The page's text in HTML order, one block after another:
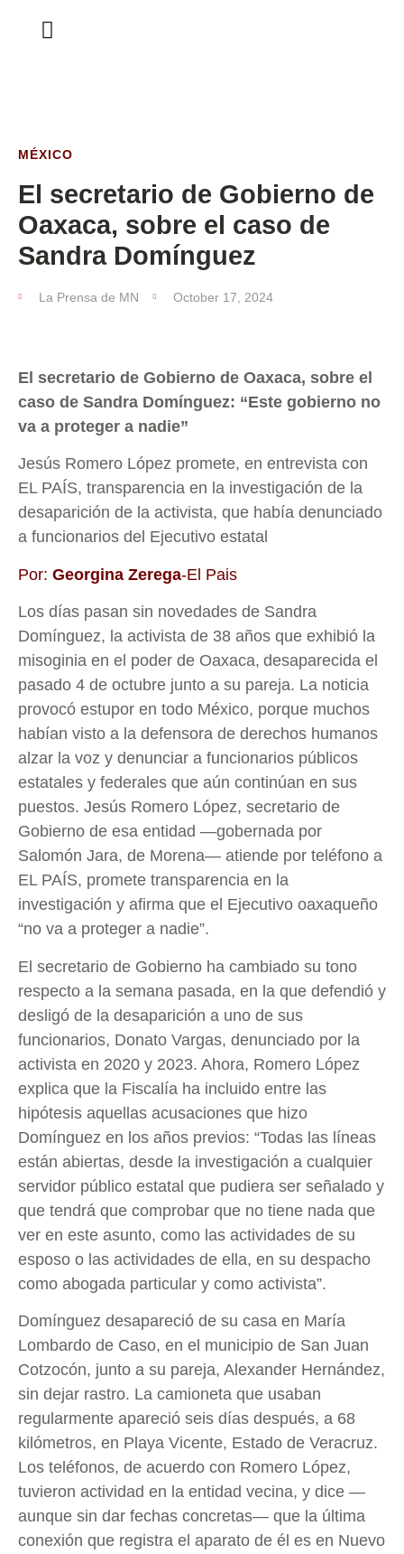
MÉXICO
El secretario de Gobierno de
Oaxaca, sobre el caso de
Sandra Domínguez
La Prensa de MN October 17, 2024
El secretario de Gobierno de Oaxaca, sobre el
caso de Sandra Domínguez: “Este gobierno no
va a proteger a nadie”
Jesús Romero López promete, en entrevista con
EL PAÍS, transparencia en la investigación de la
desaparición de la activista, que había denunciado
a funcionarios del Ejecutivo estatal
Por: Georgina Zerega-El Pais
Los días pasan sin novedades de Sandra
Domínguez, la activista de 38 años que exhibió la
misoginia en el poder de Oaxaca, desaparecida el
pasado 4 de octubre junto a su pareja. La noticia
provocó estupor en todo México, porque muchos
habían visto a la defensora de derechos humanos
alzar la voz y denunciar a funcionarios públicos
estatales y federales que aún continúan en sus
puestos. Jesús Romero López, secretario de
Gobierno de esa entidad —gobernada por
Salomón Jara, de Morena— atiende por teléfono a
EL PAÍS, promete transparencia en la
investigación y afirma que el Ejecutivo oaxaqueño
“no va a proteger a nadie”.
El secretario de Gobierno ha cambiado su tono
respecto a la semana pasada, en la que defendió y
desligó de la desaparición a uno de sus
funcionarios, Donato Vargas, denunciado por la
activista en 2020 y 2023. Ahora, Romero López
explica que la Fiscalía ha incluido entre las
hipótesis aquellas acusaciones que hizo
Domínguez en los años previos: “Todas las líneas
están abiertas, desde la investigación a cualquier
servidor público estatal que pudiera ser señalado y
que tendrá que comprobar que no tiene nada que
ver en este asunto, como las actividades de su
esposo o las actividades de ella, en su despacho
como abogada particular y como activista”.
Domínguez desapareció de su casa en María
Lombardo de Caso, en el municipio de San Juan
Cotzocón, junto a su pareja, Alexander Hernández,
sin dejar rastro. La camioneta que usaban
regularmente apareció seis días después, a 68
kilómetros, en Playa Vicente, Estado de Veracruz.
Los teléfonos, de acuerdo con Romero López,
tuvieron actividad en la entidad vecina, y dice —
aunque sin dar fechas concretas— que la última
conexión que registra el aparato de él es en Nuevo